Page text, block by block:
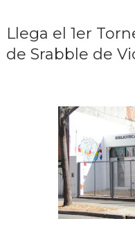
Llega el 1er
de Srabble de